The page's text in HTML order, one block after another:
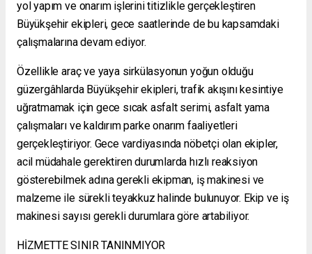
yol yapım ve onarım işlerini titizlikle gerçekleştiren
Büyükşehir ekipleri, gece saatlerinde de bu kapsamdaki
çalışmalarına devam ediyor.
Özellikle araç ve yaya sirkülasyonun yoğun olduğu
güzergâhlarda Büyükşehir ekipleri, trafik akışını kesintiye
uğratmamak için gece sıcak asfalt serimi, asfalt yama
çalışmaları ve kaldırım parke onarım faaliyetleri
gerçekleştiriyor. Gece vardiyasında nöbetçi olan ekipler,
acil müdahale gerektiren durumlarda hızlı reaksiyon
gösterebilmek adına gerekli ekipman, iş makinesi ve
malzeme ile sürekli teyakkuz halinde bulunuyor. Ekip ve iş
makinesi sayısı gerekli durumlara göre artabiliyor.
HİZMETTE SINIR TANINMIYOR